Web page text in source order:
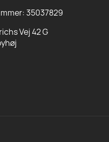
35037829
Vej 42 G